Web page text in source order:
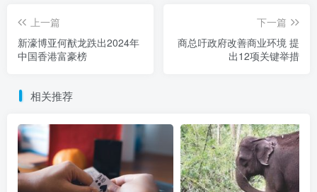
上一篇
新濠博亚何猷龙跌出2024年
中国香港富豪榜
下一篇
商总吁政府改善商业环境 提
出12项关键举措
相关推荐